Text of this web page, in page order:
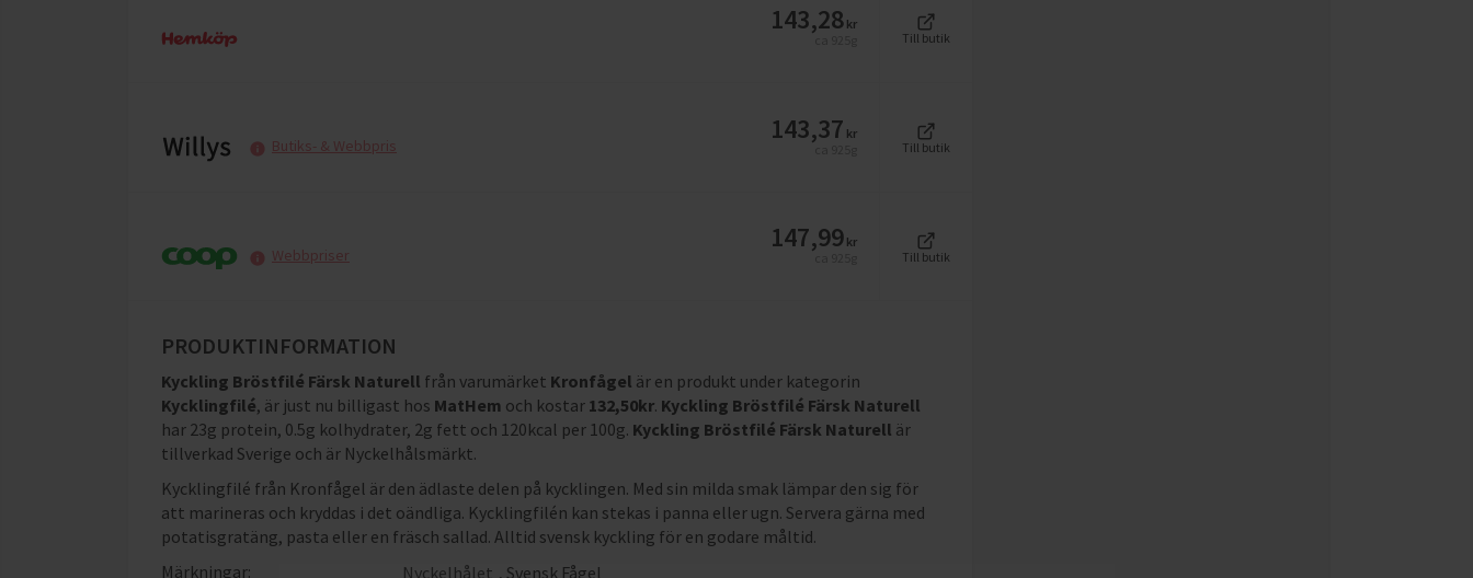
143,28 kr
Till butik
Butiks- & Webbpris
143,37 kr
Till butik
Webbpriser
147,99 kr
Till butik
PRODUKTINFORMATION
Kyckling Bröstfilé Färsk Naturell från varumärket Kronfågel är en produkt under kategorin
Kycklingfilé, är just nu billigast hos MatHem och kostar 132,50kr. Kyckling Bröstfilé Färsk Naturell
har 23g protein, 0.5g kolhydrater, 2g fett och 120kcal per 100g. Kyckling Bröstfilé Färsk Naturell är
tillverkad Sverige och är Nyckelhålsmärkt.
Kycklingfilé från Kronfågel är den ädlaste delen på kycklingen. Med sin milda smak lämpar den sig för
att marineras och kryddas i det oändliga. Kycklingfilén kan stekas i panna eller ugn. Servera gärna med
potatisgratäng, pasta eller en fräsch sallad. Alltid svensk kyckling för en godare måltid.
Märkningar:
Nyckelhålet , Svensk Fågel